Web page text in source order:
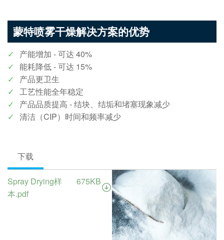
蒙特喷雾干燥解决方案的优势
产能增加 - 可达 40%
能耗降低 - 可达 15%
产品更卫生
工艺性能全年稳定
产品品质提高 - 结块、结垢和堵塞现象减少
清洁（CIP）时间和频率减少
下载
Spray Drying样
本.pdf
675KB